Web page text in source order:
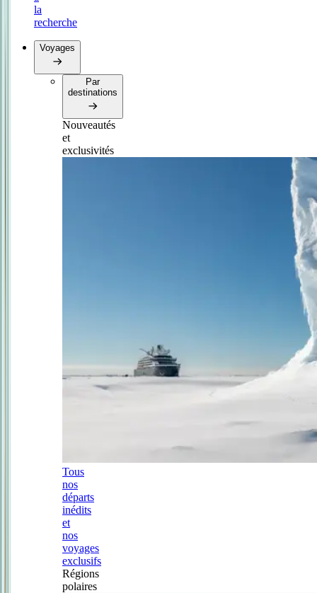
la
recherche
Voyages
Par
destinations
Nouveautés
et
exclusivités
Tous
nos
départs
inédits
et
nos
voyages
exclusifs
Régions
polaires